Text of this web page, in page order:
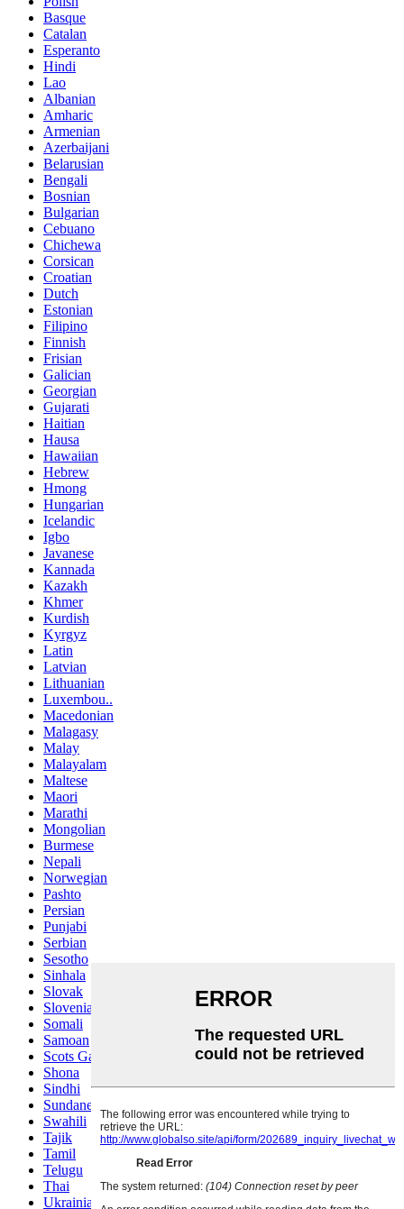
Basque
Catalan
Esperanto
Hindi
Lao
Albanian
Amharic
Armenian
Azerbaijani
Belarusian
Bengali
Bosnian
Bulgarian
Cebuano
Chichewa
Corsican
Croatian
Dutch
Estonian
Filipino
Finnish
Frisian
Galician
Georgian
Gujarati
Haitian
Hausa
Hawaiian
Hebrew
Hmong
Hungarian
Icelandic
Igbo
Javanese
Kannada
Kazakh
Khmer
Kurdish
Kyrgyz
Latin
Latvian
Lithuanian
Luxembou..
Macedonian
Malagasy
Malay
Malayalam
Maltese
Maori
Marathi
Mongolian
Burmese
Nepali
Norwegian
Pashto
Persian
Punjabi
Serbian
Sesotho
Sinhala
Slovak
Slovenian
Somali
Samoan
Scots Gaelic
Shona
Sindhi
Sundanese
Swahili
Tajik
Tamil
Telugu
Thai
Ukrainian